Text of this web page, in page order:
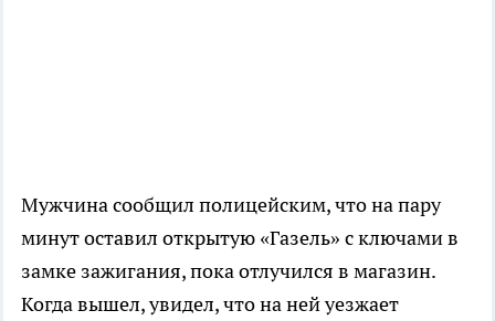
Мужчина сообщил полицейским, что на пару
минут оставил открытую «Газель» с ключами в
замке зажигания, пока отлучился в магазин.
Когда вышел, увидел, что на ней уезжает